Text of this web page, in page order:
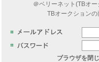
＠ベリーネット(TBオ
TBオークション
ブラウザを閉